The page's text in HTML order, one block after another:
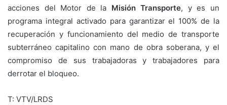
acciones del Motor de la Misión Transporte, y es un
programa integral activado para garantizar el 100% de la
recuperación y funcionamiento del medio de transporte
subterráneo capitalino con mano de obra soberana, y el
compromiso de sus trabajadoras y trabajadores para
derrotar el bloqueo.
T: VTV/LRDS